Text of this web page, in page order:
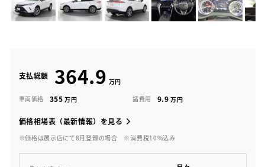
支払総額 364.9
車両価格 355 諸費用 9.9
価格相場表（最新情報）を見る
※価格は展示店にて8月登録の場合 ※消費税10%込み